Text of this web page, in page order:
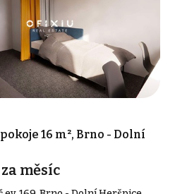
16 m², Brno - Dolní
měsíc